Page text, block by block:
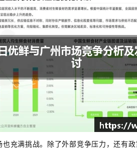
也充满挑战。除了外部竞争压力，还有